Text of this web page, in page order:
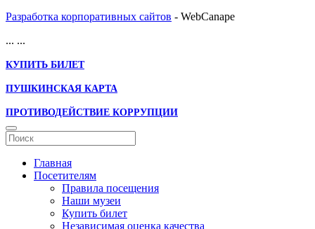
Разработка корпоративных сайтов - WebCanape
... ...
КУПИТЬ БИЛЕТ
ПУШКИНСКАЯ КАРТА
ПРОТИВОДЕЙСТВИЕ КОРРУПЦИИ
Главная
Посетителям
Правила посещения
Наши музеи
Купить билет
Независимая оценка качества